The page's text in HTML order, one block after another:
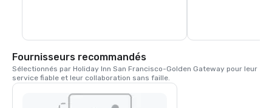
artisanale locale et internationale, un bar
de Sonoma, une sélection de spiritueux
et un menu de plats provenant de l'un
des quartiers emblématiques de San
Francisco. Le bar-restaurant R-O-H est
la pièce maîtresse de notre nouveau hall
dynamique, qui accueillera les clients
Fournisseurs recommandés
Sélectionnés par Holiday Inn San Francisco-Golden Gateway pour leur
service fiable et leur collaboration sans faille.